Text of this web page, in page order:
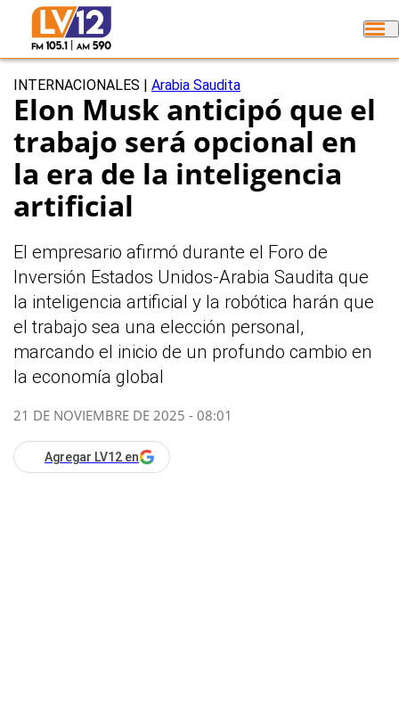
INTERNACIONALES Arabia Saudita
Elon Musk anticipó que el
trabajo será opcional en
la era de la inteligencia
artificial
El empresario afirmó durante el Foro de
Inversión Estados Unidos-Arabia Saudita que
la inteligencia artificial y la robótica harán que
el trabajo sea una elección personal,
marcando el inicio de un profundo cambio en
la economía global
21 DE NOVIEMBRE DE 2025 - 08:01
Agregar LV12 en